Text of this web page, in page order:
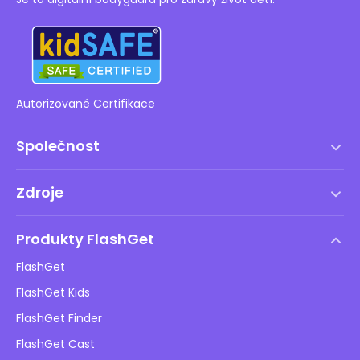
Autorizované Certifikace
Společnost
Licenční smlouva s koncovým uživatelem
Zásady DMCA
Ochrana osobních údajů
Reklamní zásady
Neprodávejte mé informace
Zdroje
Bezpečnost dětí online
Stáhnout
Produkty FlashGet
FlashGet
FlashGet Kids
FlashGet Finder
FlashGet Cast